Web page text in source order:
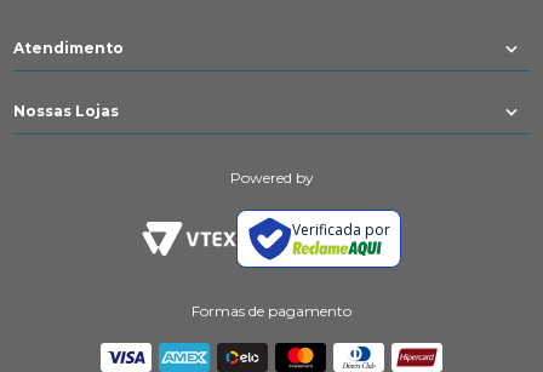
Atendimento
Nossas Lojas
Powered by
Verificada por
Formas de pagamento